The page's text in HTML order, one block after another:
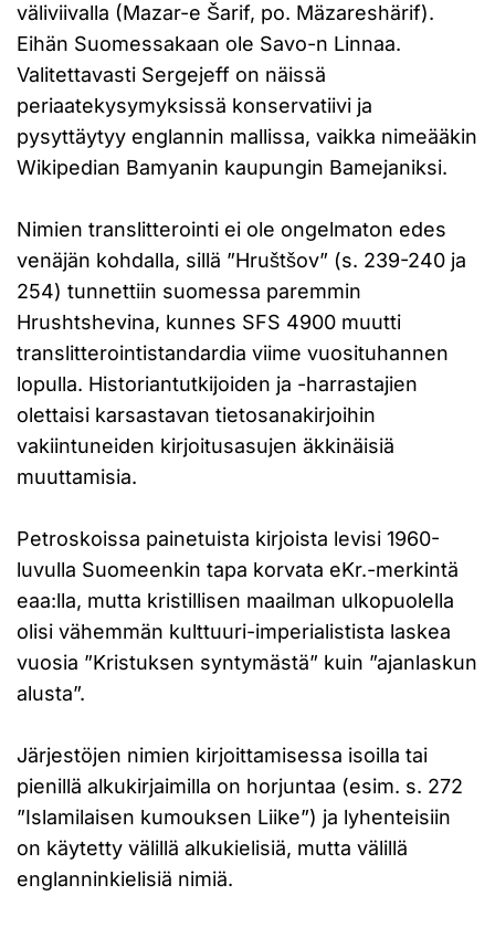
väliviivalla (Mazar-e Šarif, po. Mäzareshärif).
Eihän Suomessakaan ole Savo-n Linnaa.
Valitettavasti Sergejeff on näissä
periaatekysymyksissä konservatiivi ja
pysyttäytyy englannin mallissa, vaikka nimeääkin
Wikipedian Bamyanin kaupungin Bamejaniksi.
Nimien translitterointi ei ole ongelmaton edes
venäjän kohdalla, sillä ”Hruštšov” (s. 239-240 ja
254) tunnettiin suomessa paremmin
Hrushtshevina, kunnes SFS 4900 muutti
translitterointistandardia viime vuosituhannen
lopulla. Historiantutkijoiden ja -harrastajien
olettaisi karsastavan tietosanakirjoihin
vakiintuneiden kirjoitusasujen äkkinäisiä
muuttamisia.
Petroskoissa painetuista kirjoista levisi 1960-
luvulla Suomeenkin tapa korvata eKr.-merkintä
eaa:lla, mutta kristillisen maailman ulkopuolella
olisi vähemmän kulttuuri-imperialistista laskea
vuosia ”Kristuksen syntymästä” kuin ”ajanlaskun
alusta”.
Järjestöjen nimien kirjoittamisessa isoilla tai
pienillä alkukirjaimilla on horjuntaa (esim. s. 272
”Islamilaisen kumouksen Liike”) ja lyhenteisiin
on käytetty välillä alkukielisiä, mutta välillä
englanninkielisiä nimiä.